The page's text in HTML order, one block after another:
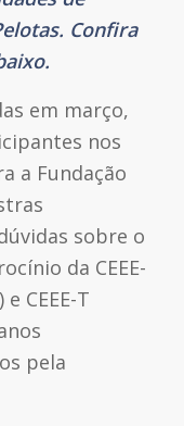
Confira
em março,
nos
a Fundação
sobre o
da CEEE-
CEEE-T
pela